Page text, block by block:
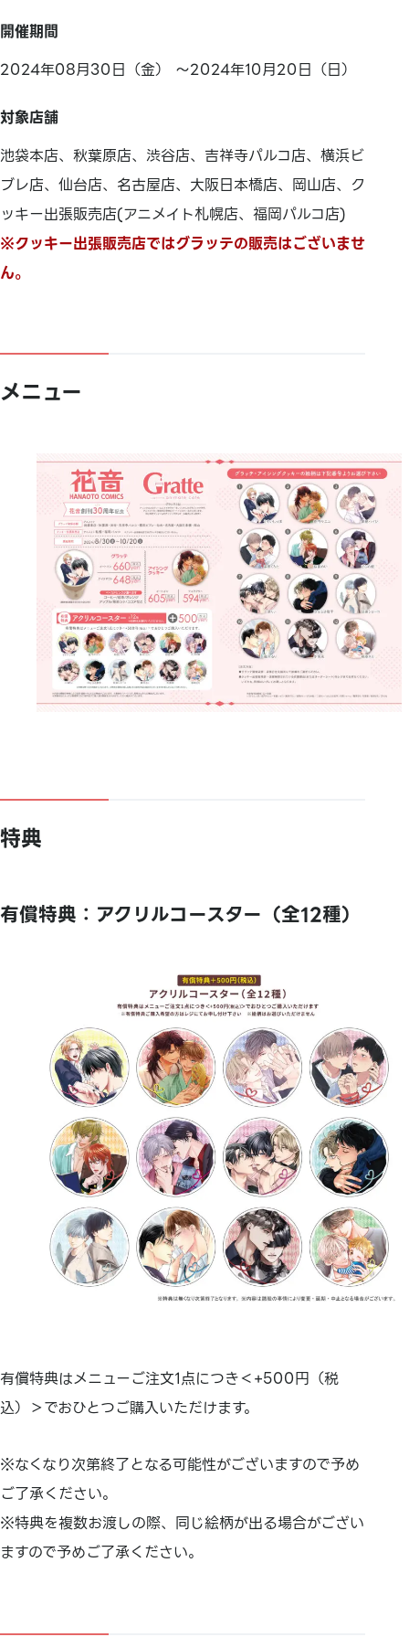
開催期間
2024年08月30日（金） ～2024年10月20日（日）
対象店舗
池袋本店、秋葉原店、渋谷店、吉祥寺パルコ店、横浜ビ
ブレ店、仙台店、名古屋店、大阪日本橋店、岡山店、ク
ッキー出張販売店(アニメイト札幌店、福岡パルコ店)
※クッキー出張販売店ではグラッテの販売はございませ
ん。
メニュー
特典
有償特典：アクリルコースター（全12種）
有償特典はメニューご注文1点につき＜+500円（税
込）＞でおひとつご購入いただけます。
※なくなり次第終了となる可能性がございますので予め
ご了承ください。
※特典を複数お渡しの際、同じ絵柄が出る場合がござい
ますので予めご了承ください。